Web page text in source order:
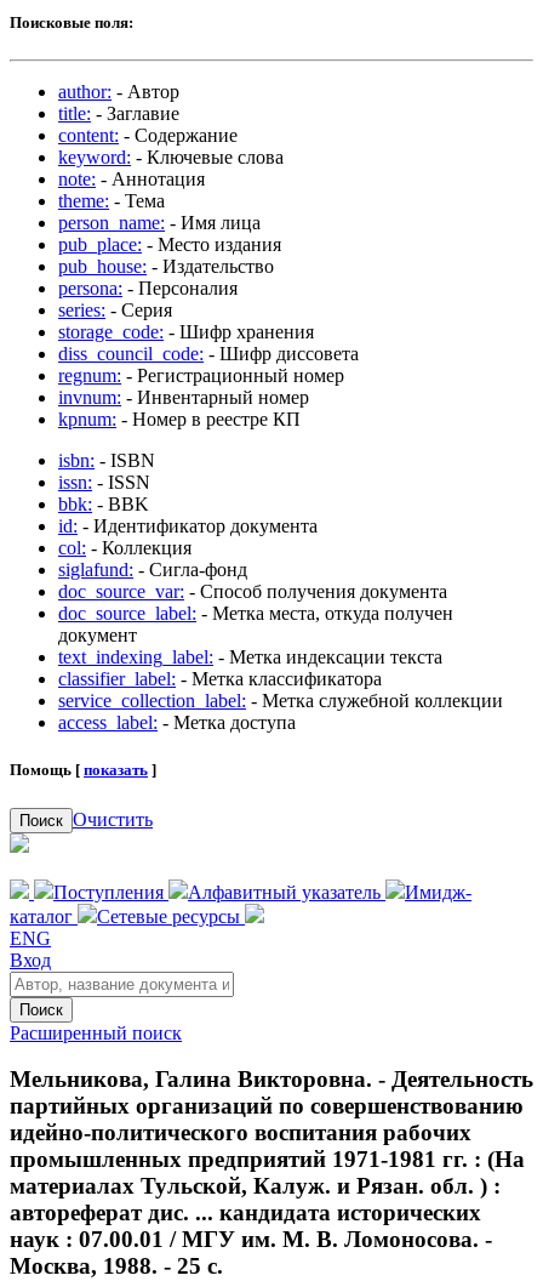
Поисковые поля:
author: - Автор
title: - Заглавие
content: - Содержание
keyword: - Ключевые слова
note: - Аннотация
theme: - Тема
person_name: - Имя лица
pub_place: - Место издания
pub_house: - Издательство
persona: - Персоналия
series: - Серия
storage_code: - Шифр хранения
diss_council_code: - Шифр диссовета
regnum: - Регистрационный номер
invnum: - Инвентарный номер
kpnum: - Номер в реестре КП
isbn: - ISBN
issn: - ISSN
bbk: - BBK
id: - Идентификатор документа
col: - Коллекция
siglafund: - Сигла-фонд
doc_source_var: - Способ получения документа
doc_source_label: - Метка места, откуда получен
документ
text_indexing_label: - Метка индексации текста
classifier_label: - Метка классификатора
service_collection_label: - Метка служебной коллекции
access_label: - Метка доступа
Помощь [ показать ]
Поиск Очистить
Поступления Алфавитный указатель
Имидж-
каталог
Сетевые ресурсы
ENG
Вход
Поиск
Расширенный поиск
Мельникова, Галина Викторовна. - Деятельность
партийных организаций по совершенствованию
идейно-политического воспитания рабочих
промышленных предприятий 1971-1981 гг. : (На
материалах Тульской, Калуж. и Рязан. обл. ) :
автореферат дис. ... кандидата исторических
наук : 07.00.01 / МГУ им. М. В. Ломоносова. -
Москва, 1988. - 25 с.